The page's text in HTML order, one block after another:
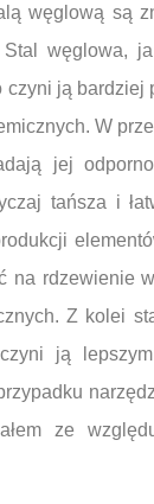
węglową są
węglowa,
czyni ją
W
jej
tańsza i
na rdzewienie
Z kolei
ją
ze